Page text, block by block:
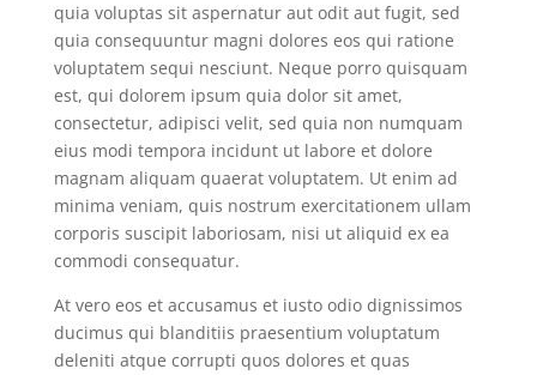
quia voluptas sit aspernatur aut odit aut fugit, sed
quia consequuntur magni dolores eos qui ratione
voluptatem sequi nesciunt. Neque porro quisquam
est, qui dolorem ipsum quia dolor sit amet,
consectetur, adipisci velit, sed quia non numquam
eius modi tempora incidunt ut labore et dolore
magnam aliquam quaerat voluptatem. Ut enim ad
minima veniam, quis nostrum exercitationem ullam
corporis suscipit laboriosam, nisi ut aliquid ex ea
commodi consequatur.
At vero eos et accusamus et iusto odio dignissimos
ducimus qui blanditiis praesentium voluptatum
deleniti atque corrupti quos dolores et quas